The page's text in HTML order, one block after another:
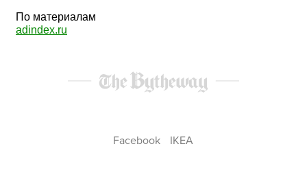
По материалам
adindex.ru
Facebook IKEA